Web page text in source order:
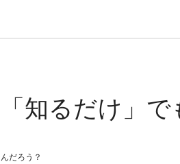
知るだけ」
だろう？